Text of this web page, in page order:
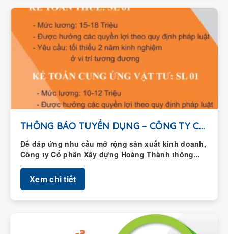
THÔNG BÁO TUYỂN DỤNG – CÔNG TY CỔ...
Để đáp ứng nhu cầu mở rộng sản xuất kinh doanh,
Công ty Cổ phần Xây dựng Hoàng Thành thông...
Xem chi tiết